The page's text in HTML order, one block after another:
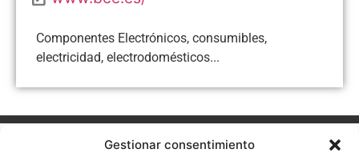
Gestionar consentimiento
Componentes Electrónicos, consumibles,
electricidad, electrodomésticos...
Política de Privacidad
Política de Cookies